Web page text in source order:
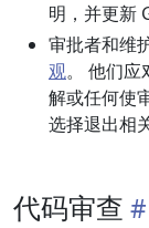
明，并更新
审批者和维
观。 他们应
解或任何使
选择退出相
代码审查